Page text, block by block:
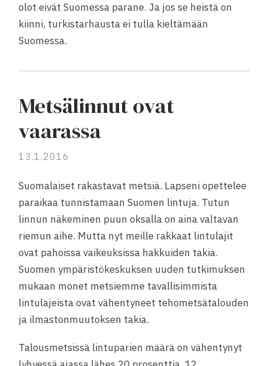
olot eivät Suomessa parane. Ja jos se heistä on
kiinni, turkistarhausta ei tulla kieltämään
Suomessa.
Metsälinnut ovat
vaarassa
13.1.2016
Suomalaiset rakastavat metsiä. Lapseni opettelee
paraikaa tunnistamaan Suomen lintuja. Tutun
linnun näkeminen puun oksalla on aina valtavan
riemun aihe. Mutta nyt meille rakkaat lintulajit
ovat pahoissa vaikeuksissa hakkuiden takia.
Suomen ympäristökeskuksen uuden tutkimuksen
mukaan monet metsiemme tavallisimmista
lintulajeista ovat vähentyneet tehometsätalouden
ja ilmastonmuutoksen takia.
Talousmetsissä lintuparien määrä on vähentynyt